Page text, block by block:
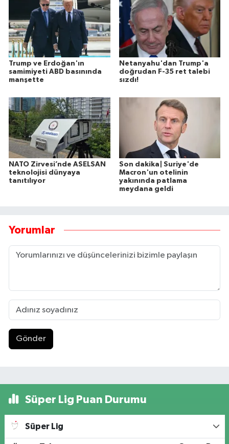
Trump ve Erdoğan'ın
samimiyeti ABD basınında
manşette
Netanyahu'dan Trump'a
doğrudan F-35 ret talebi
sızdı!
NATO Zirvesi’nde ASELSAN
teknolojisi dünyaya
tanıtılıyor
Son dakika| Suriye'de
Macron'un otelinin
yakınında patlama
meydana geldi
Yorumlar
Gönder
Süper Lig Puan Durumu
Süper Lig